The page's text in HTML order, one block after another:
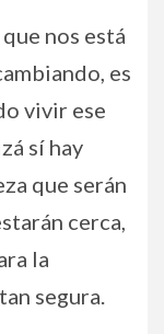
nos está
es
vivir ese
sí hay
que serán
cerca,
la
segura.